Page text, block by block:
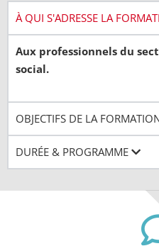
À QUI S'ADRESSE LA
Aux professionnels du
social.
OBJECTIFS DE LA
DURÉE & PROGRAMME